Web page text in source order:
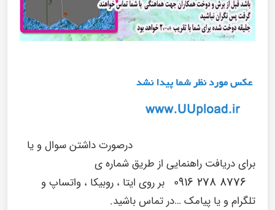
درصورت داشتن سوال و یا
برای دریافت راهنمایی از طریق شماره ی
۸۷۷۶ ۲۷۸ ۰۹۱۶
بر روی ایتا ، روبیکا ، واتساپ و
تلگرام و یا پیامک …در تماس باشید.